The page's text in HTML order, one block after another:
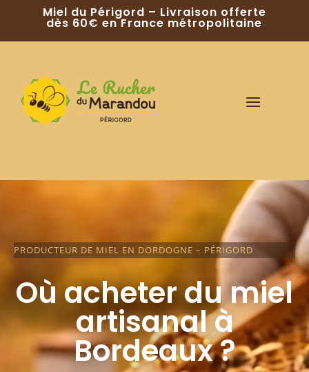
Miel du Périgord – Livraison offerte
dès 60€ en France métropolitaine
PRODUCTEUR DE MIEL EN DORDOGNE – PÉRIGORD
Où acheter du miel
artisanal à
Bordeaux ?